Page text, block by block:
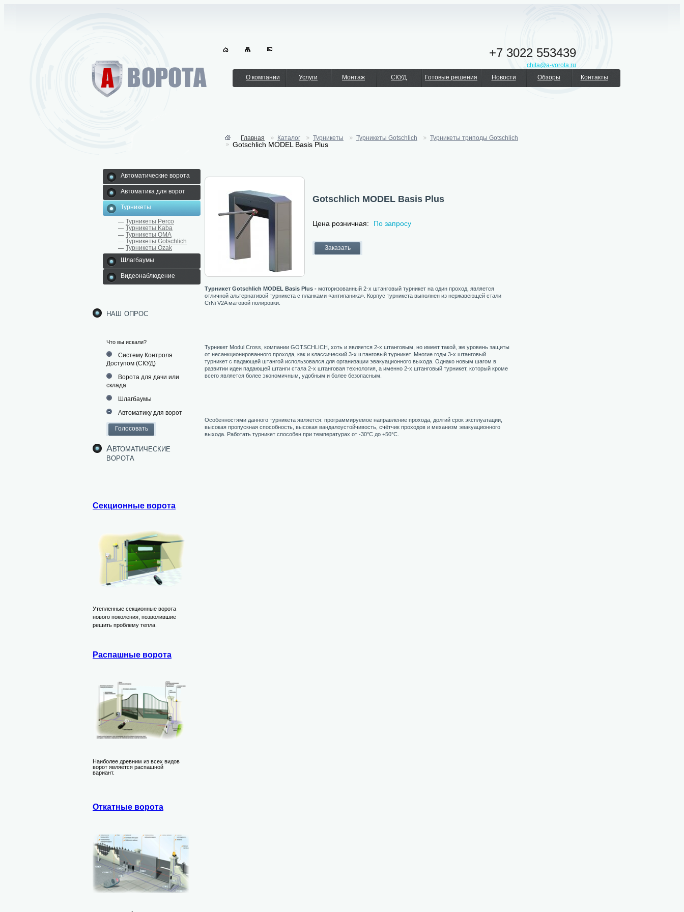
+7 3022 553439
chita@a-vorota.ru
О компании
Услуги Монтаж СКУД Готовые решения Новости Обзоры Контакты
Автоматические ворота
Автоматика для ворот
Турникеты
Турникеты Perco
Турникеты Kaba
Турникеты ОМА
Турникеты Gotschlich
Турникеты Ozak
Шлагбаумы
Видеонаблюдение
наш опрос
Что вы искали?
Систему Контроля
Доступом (СКУД)
Ворота для дачи или
склада
Шлагбаумы
Автоматику для ворот
Автоматические
ворота
Секционные ворота
Утепленные секционные ворота
нового поколения, позволившие
решить проблему тепла.
Распашные ворота
Наиболее древним из всех видов
ворот является распашной
вариант.
Откатные ворота
Главная Каталог Турникеты Турникеты Gotschlich Турникеты триподы Gotschlich
Gotschlich MODEL Basis Plus
Gotschlich MODEL Basis Plus
Цена розничная: По запросу
Турникет Gotschlich MODEL Basis Plus - моторизованный 2-х штанговый турникет на один проход, является
отличной альтернативой турникета с планками «антипаника». Корпус турникета выполнен из нержавеющей стали
CrNi V2A матовой полировки.
Турникет Modul Cross, компании GOTSCHLICH, хоть и является 2-х штанговым, но имеет такой, же уровень защиты
от несанкционированного прохода, как и классический 3-х штанговый турникет. Многие годы 3-х штанговый
турникет с падающей штангой использовался для организации эвакуационного выхода. Однако новым шагом в
развитии идеи падающей штанги стала 2-х штанговая технология, а именно 2-х штанговый турникет, который кроме
всего является более экономичным, удобным и более безопасным.
Особенностями данного турникета является: программируемое направление прохода, долгий срок эксплуатации,
высокая пропускная способность, высокая вандалоустойчивость, счётчик проходов и механизм эвакуационного
выхода. Работать турникет способен при температурах от -30°C до +50°C.